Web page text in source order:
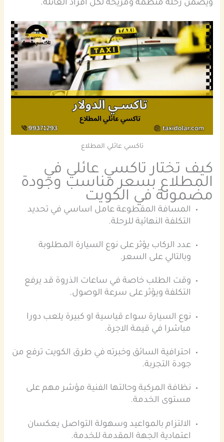
ويضمن رحلة منظمة ومريحة لكل افراد العائلة.
تاكسي عائلي المطلاع
كيف تختار تاكسي عائلي في
المطلاع بسعر مناسب وجودة
مضمونة في الكويت
المسافة المقطوعة عامل اساسي في تحديد
التكلفة النهائية للرحلة.
عدد الركاب يؤثر على نوع السيارة المطلوبة
وبالتالي على السعر.
وقت الطلب خاصة في ساعات الذروة قد يرفع
التكلفة ويؤثر على سرعة الوصول.
نوع السيارة سواء قياسية او كبيرة يلعب دورا
مباشرا في قيمة الاجرة.
احترافية السائق وخبرته في طرق الكويت ترفع من
جودة التجربة.
نظافة المركبة وحالتها الفنية مؤشر مهم على
مستوى الخدمة.
الالتزام بالمواعيد وسهولة التواصل يعكسان
اعتمادية الجهة المقدمة للخدمة.